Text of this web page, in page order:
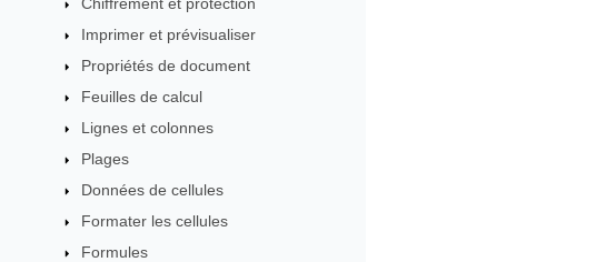
Imprimer et prévisualiser
Propriétés de document
Feuilles de calcul
Lignes et colonnes
Plages
Données de cellules
Formater les cellules
Formules